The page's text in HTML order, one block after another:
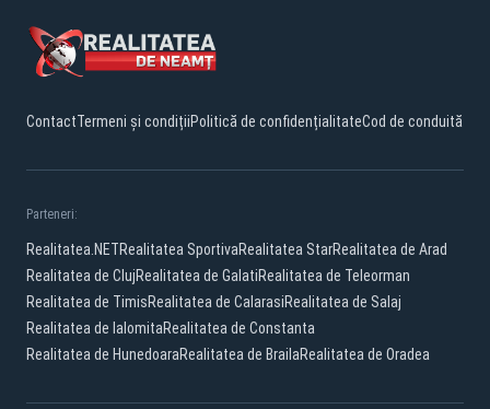
ContactTermeni și condițiiPolitică de confidențialitateCod de conduită
Parteneri:
Realitatea.NETRealitatea SportivaRealitatea StarRealitatea de Arad
Realitatea de ClujRealitatea de GalatiRealitatea de Teleorman
Realitatea de TimisRealitatea de CalarasiRealitatea de Salaj
Realitatea de IalomitaRealitatea de Constanta
Realitatea de HunedoaraRealitatea de BrailaRealitatea de Oradea